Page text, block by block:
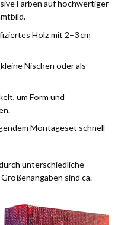
Farben auf hochwertiger
Holz mit 2–3 cm
Nischen oder als
um Form und
Montageset schnell
unterschiedliche
sind ca.-